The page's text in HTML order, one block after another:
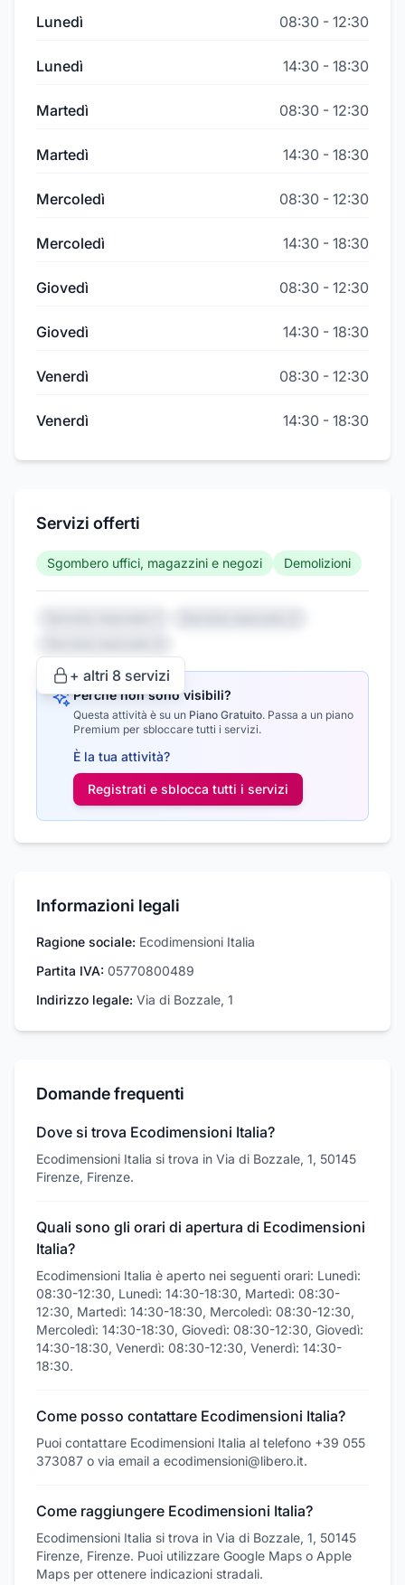
Lunedì 08:30 - 12:30
Lunedì 14:30 - 18:30
Martedì 08:30 - 12:30
Martedì 14:30 - 18:30
Mercoledì 08:30 - 12:30
Mercoledì 14:30 - 18:30
Giovedì 08:30 - 12:30
Giovedì 14:30 - 18:30
Venerdì 08:30 - 12:30
Venerdì 14:30 - 18:30
Servizi offerti
Sgombero uffici, magazzini e negozi Demolizioni
+ altri 8 servizi
Perché non sono visibili?
Questa attività è su un Piano Gratuito. Passa a un piano
Premium per sbloccare tutti i servizi.
È la tua attività?
Registrati e sblocca tutti i servizi
Informazioni legali
Ragione sociale: Ecodimensioni Italia
Partita IVA: 05770800489
Indirizzo legale: Via di Bozzale, 1
Domande frequenti
Dove si trova Ecodimensioni Italia?
Ecodimensioni Italia si trova in Via di Bozzale, 1, 50145
Firenze, Firenze.
Quali sono gli orari di apertura di Ecodimensioni
Italia?
Ecodimensioni Italia è aperto nei seguenti orari: Lunedì:
08:30-12:30, Lunedì: 14:30-18:30, Martedì: 08:30-
12:30, Martedì: 14:30-18:30, Mercoledì: 08:30-12:30,
Mercoledì: 14:30-18:30, Giovedì: 08:30-12:30, Giovedì:
14:30-18:30, Venerdì: 08:30-12:30, Venerdì: 14:30-
18:30.
Come posso contattare Ecodimensioni Italia?
Puoi contattare Ecodimensioni Italia al telefono +39 055
373087 o via email a ecodimensioni@libero.it.
Come raggiungere Ecodimensioni Italia?
Ecodimensioni Italia si trova in Via di Bozzale, 1, 50145
Firenze, Firenze. Puoi utilizzare Google Maps o Apple
Maps per ottenere indicazioni stradali.